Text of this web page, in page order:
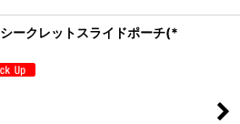
シークレットスライドポーチ(*